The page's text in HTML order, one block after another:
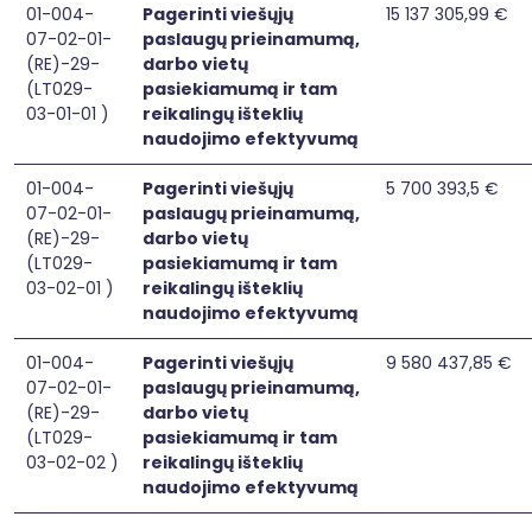
01-004-
07-02-01-
(RE)-29-
(LT029-
03-01-01 )
Pagerinti viešųjų
paslaugų prieinamumą,
darbo vietų
pasiekiamumą ir tam
reikalingų išteklių
naudojimo efektyvumą
15 137 305,99 €
01-004-
07-02-01-
(RE)-29-
(LT029-
03-02-01 )
Pagerinti viešųjų
paslaugų prieinamumą,
darbo vietų
pasiekiamumą ir tam
reikalingų išteklių
naudojimo efektyvumą
5 700 393,5 €
01-004-
07-02-01-
(RE)-29-
(LT029-
03-02-02 )
Pagerinti viešųjų
paslaugų prieinamumą,
darbo vietų
pasiekiamumą ir tam
reikalingų išteklių
naudojimo efektyvumą
9 580 437,85 €